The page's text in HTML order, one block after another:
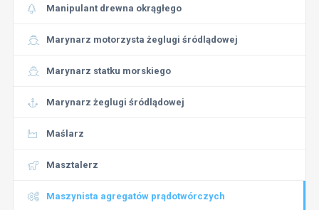
Manipulant drewna okrągłego
Marynarz motorzysta żeglugi śródlądowej
Marynarz statku morskiego
Marynarz żeglugi śródlądowej
Maślarz
Masztalerz
Maszynista agregatów prądotwórczych